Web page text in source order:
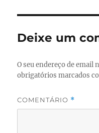
Deixe um
O seu endereço de email
obrigatórios marcados
COMENTÁRIO *